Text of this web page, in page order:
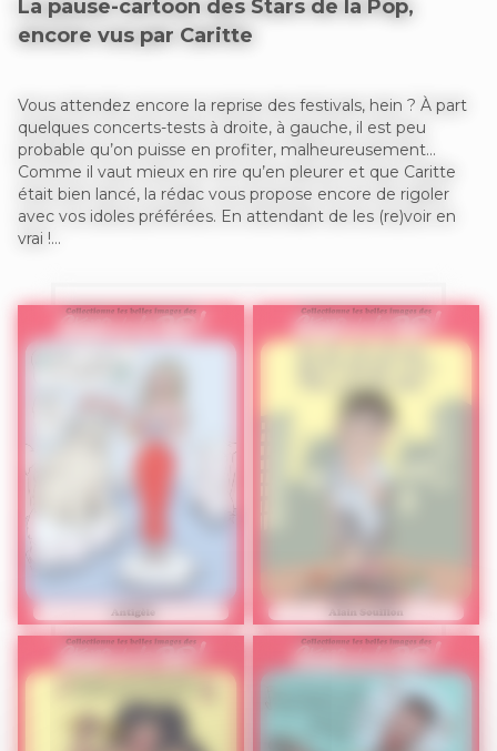
La pause-cartoon des Stars de la Pop,
encore vus par Caritte
Vous attendez encore la reprise des festivals, hein ? À part
quelques concerts-tests à droite, à gauche, il est peu
probable qu’on puisse en profiter, malheureusement…
Comme il vaut mieux en rire qu’en pleurer et que Caritte
était bien lancé, la rédac vous propose encore de rigoler
avec vos idoles préférées. En attendant de les (re)voir en
vrai !…